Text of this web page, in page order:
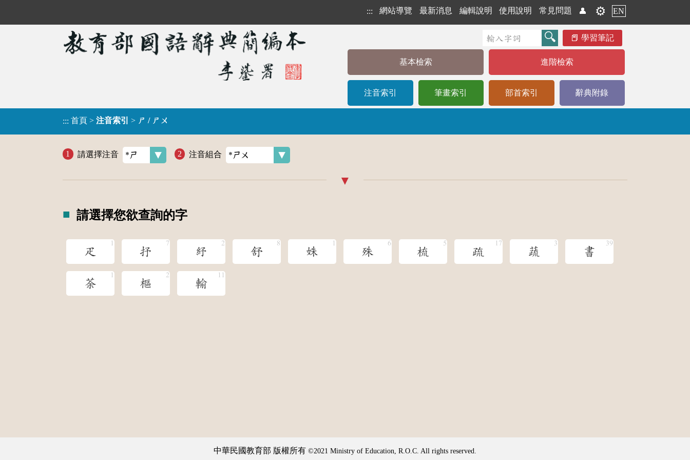
::: 網站導覽 最新消息 編輯說明 使用說明 常見問題 👤 ⚙️ EN
學習筆記
基本檢索 進階檢索
注音索引 筆畫索引 部首索引 辭典附錄
::: 首頁 > 注音索引 > ㄕ / ㄕㄨ
請選擇注音 注音組合
請選擇您欲查詢的字
疋 抒 紓 舒 姝 殊 梳 疏 蔬 書
荼 樞 輸
中華民國教育部 版權所有 ©2021 Ministry of Education, R.O.C. All rights reserved.